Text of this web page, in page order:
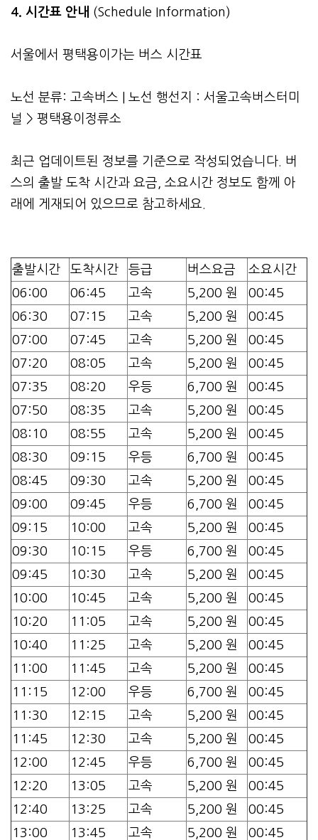
4. 시간표 안내 (Schedule Information)
서울에서 평택용이가는 버스 시간표
노선 분류: 고속버스 | 노선 행선지 : 서울고속버스터미
널 > 평택용이정류소
최근 업데이트된 정보를 기준으로 작성되었습니다. 버
스의 출발 도착 시간과 요금, 소요시간 정보도 함께 아
래에 게재되어 있으므로 참고하세요.
출발시간 도착시간 등급 버스요금
소요시간
06:00
06:45 고속 5,200 원
00:45
06:30
07:15 고속 5,200 원
00:45
07:00
07:45 고속 5,200 원
00:45
07:20
08:05 고속 5,200 원
00:45
07:35
08:20 우등 6,700 원
00:45
07:50
08:35 고속 5,200 원
00:45
08:10
08:55 고속 5,200 원
00:45
08:30
09:15 우등 6,700 원
00:45
08:45
09:30 고속 5,200 원
00:45
09:00
09:45 우등 6,700 원
00:45
09:15
10:00 고속 5,200 원
00:45
09:30
10:15 우등 6,700 원
00:45
09:45
10:30 고속 5,200 원
00:45
10:00
10:45 고속 5,200 원
00:45
10:20
11:05 고속 5,200 원
00:45
10:40
11:25 고속 5,200 원
00:45
11:00
11:45 고속 5,200 원
00:45
11:15
12:00 우등 6,700 원
00:45
11:30
12:15 고속 5,200 원
00:45
11:45
12:30 고속 5,200 원
00:45
12:00
12:45 우등 6,700 원
00:45
12:20
13:05 고속 5,200 원
00:45
12:40
13:25 고속 5,200 원
00:45
13:00
13:45 고속 5,200 원
00:45